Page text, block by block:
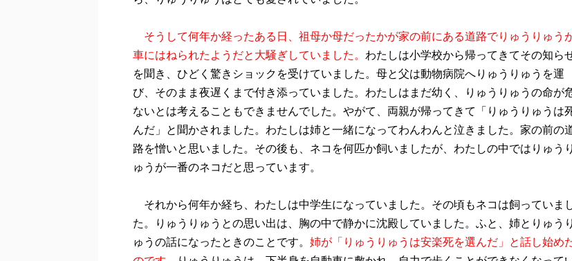
そうして何年か経ったある日、祖母か母だったかが家の前にある道路でりゅうりゅう
車にはねられたようだと大騒ぎしていました。 わたしは小学校から帰ってきてその知ら
を聞き、ひどく驚きショックを受けていました。母と父は動物病院へりゅうりゅうを運
び、そのまま夜遅くまで付き添っていました。わたしはまだ幼く、りゅうりゅうの命が
ないとは考えることもできませんでした。やがて、両親が帰ってきて「りゅうりゅうは
んだ」と聞かされました。わたしは姉と一緒になってわんわんと泣きました。家の前の
路を憎いと思いました。その後も、ネコを何匹か飼いましたが、わたしの中ではりゅうり
ゅうが一番のネコだと思っています。
それから何年か経ち、わたしは中学生になっていました。その頃もネコは飼っていま
た。りゅうりゅうとの思い出は、胸の中で静かに沈殿していました。ふと、姉とりゅうり
ゅうの話になったときのことです。 姉が「りゅうりゅうは安楽死を選んだ」と話し始め